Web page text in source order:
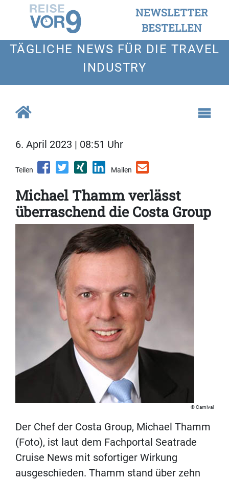
NEWSLETTER
BESTELLEN
TÄGLICHE NEWS FÜR DIE TRAVEL
INDUSTRY
6. April 2023 | 08:51 Uhr
Teilen Mailen
Michael Thamm verlässt
überraschend die Costa Group
Carnival
Der Chef der Costa Group, Michael Thamm
(Foto), ist laut dem Fachportal Seatrade
Cruise News mit sofortiger Wirkung
ausgeschieden. Thamm stand über zehn